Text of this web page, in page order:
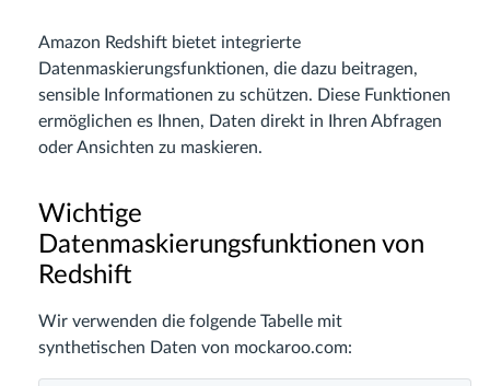
Amazon Redshift bietet integrierte
Datenmaskierungsfunktionen, die dazu beitragen,
sensible Informationen zu schützen. Diese Funktionen
ermöglichen es Ihnen, Daten direkt in Ihren Abfragen
oder Ansichten zu maskieren.
Wichtige
Datenmaskierungsfunktionen von
Redshift
Wir verwenden die folgende Tabelle mit
synthetischen Daten von mockaroo.com: